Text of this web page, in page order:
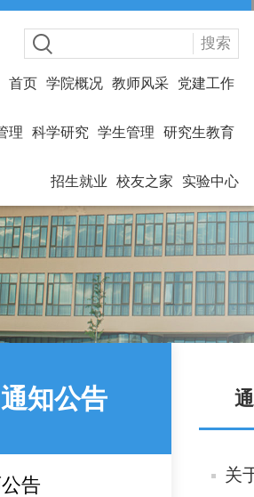
搜索
首页 学院概况 教师风采 党建工作
理 科学研究 学生管理 研究生教育
招生就业 校友之家 实验中心
通知公告
告 关